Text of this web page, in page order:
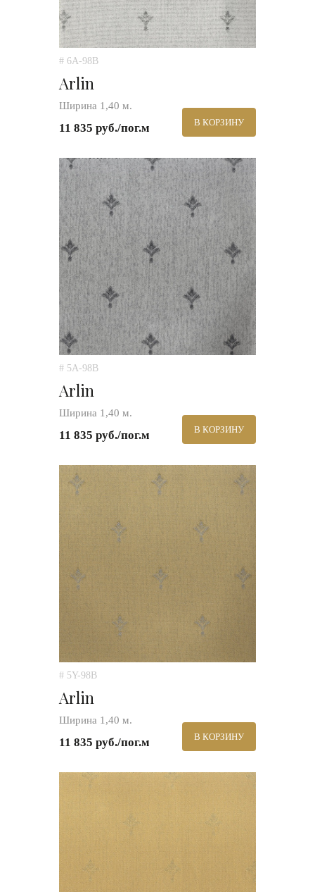
# 6A-98B
Arlin
Ширина 1,40 м.
11 835 руб./пог.м В КОРЗИНУ
# 5A-98B
Arlin
Ширина 1,40 м.
11 835 руб./пог.м В КОРЗИНУ
# 5Y-98B
Arlin
Ширина 1,40 м.
11 835 руб./пог.м В КОРЗИНУ